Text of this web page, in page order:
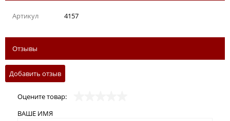
Артикул 4157
Отзывы
Добавить отзыв
Оцените товар:
ВАШЕ ИМЯ